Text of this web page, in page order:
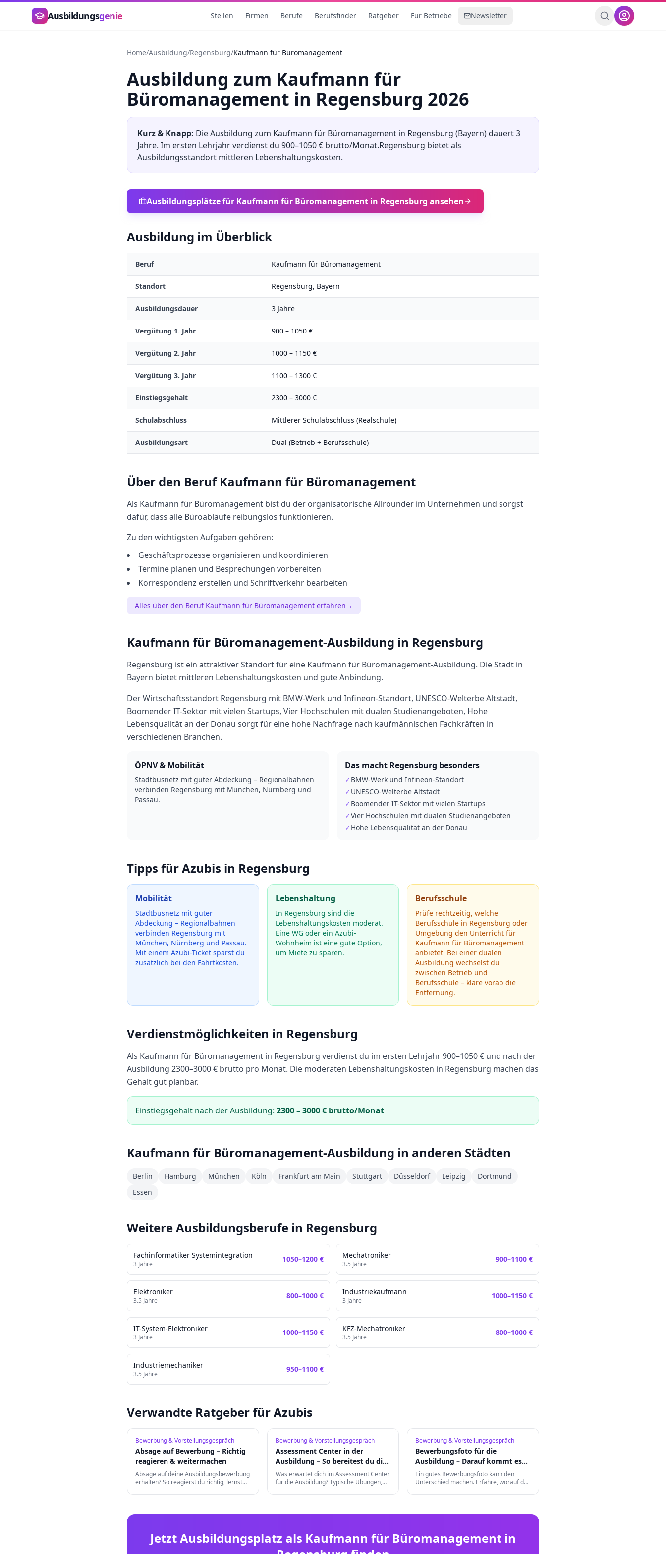
Zum Hauptinhalt springen
Ausbildungsgenie Stellen Firmen Berufe Berufsfinder Ratgeber Für Betriebe Newsletter
Home/Ausbildung/Regensburg/Kaufmann für Büromanagement
Ausbildung zum Kaufmann für
Büromanagement in Regensburg 2026
Kurz & Knapp: Die Ausbildung zum Kaufmann für Büromanagement in Regensburg (Bayern) dauert3
Jahre. Im ersten Lehrjahr verdienst du 900–1050€ brutto/Monat.Regensburg bietet als
Ausbildungsstandort mittleren Lebenshaltungskosten.
Ausbildungsplätze für Kaufmann für Büromanagement in Regensburg ansehen
Ausbildung im Überblick
Beruf Kaufmann für Büromanagement
Standort Regensburg, Bayern
Ausbildungsdauer 3 Jahre
Vergütung 1. Jahr 900 – 1050 €
Vergütung 2. Jahr 1000 – 1150 €
Vergütung 3. Jahr 1100 – 1300 €
Einstiegsgehalt 2300 – 3000 €
Schulabschluss Mittlerer Schulabschluss (Realschule)
Ausbildungsart Dual (Betrieb + Berufsschule)
Über den BerufKaufmann für Büromanagement
Als Kaufmann für Büromanagement bist du der organisatorische Allrounder im Unternehmen und sorgst
dafür, dass alle Büroabläufe reibungslos funktionieren.
Zu den wichtigsten Aufgaben gehören:
Geschäftsprozesse organisieren und koordinieren
Termine planen und Besprechungen vorbereiten
Korrespondenz erstellen und Schriftverkehr bearbeiten
Alles über den Beruf Kaufmann für Büromanagement erfahren→
Kaufmann für Büromanagement-Ausbildung in Regensburg
Regensburg ist ein attraktiver Standort für eine Kaufmann für Büromanagement-Ausbildung. Die Stadt in
Bayern bietet mittleren Lebenshaltungskosten und gute Anbindung.
Der Wirtschaftsstandort Regensburg mit BMW-Werk und Infineon-Standort, UNESCO-Welterbe Altstadt,
Boomender IT-Sektor mit vielen Startups, Vier Hochschulen mit dualen Studienangeboten, Hohe
Lebensqualität an der Donau sorgt für eine hohe Nachfrage nach kaufmännischen Fachkräften in
verschiedenen Branchen.
ÖPNV & Mobilität
Stadtbusnetz mit guter Abdeckung – Regionalbahnen
verbinden Regensburg mit München, Nürnberg und
Passau.
Das macht Regensburg besonders
✓ BMW-Werk und Infineon-Standort
✓ UNESCO-Welterbe Altstadt
✓ Boomender IT-Sektor mit vielen Startups
✓Vier Hochschulen mit dualen Studienangeboten
✓ Hohe Lebensqualität an der Donau
Tipps für Azubis in Regensburg
Mobilität
Stadtbusnetz mit guter
Abdeckung – Regionalbahnen
verbinden Regensburg mit
München, Nürnberg und Passau.
Mit einem Azubi-Ticket sparst du
zusätzlich bei den Fahrtkosten.
Lebenshaltung
In Regensburg sind die
Lebenshaltungskosten moderat.
Eine WG oder ein Azubi-
Wohnheim ist eine gute Option,
um Miete zu sparen.
Berufsschule
Prüfe rechtzeitig, welche
Berufsschule in Regensburg oder
Umgebung den Unterricht für
Kaufmann für Büromanagement
anbietet. Bei einer dualen
Ausbildung wechselst du
zwischen Betrieb und
Berufsschule – kläre vorab die
Entfernung.
Verdienstmöglichkeiten in Regensburg
Als Kaufmann für Büromanagement in Regensburg verdienst du im ersten Lehrjahr900–1050€ und nach der
Ausbildung 2300–3000€ brutto pro Monat. Die moderaten Lebenshaltungskosten in Regensburg machen das
Gehalt gut planbar.
Einstiegsgehalt nach der Ausbildung: 2300–3000€ brutto/Monat
Kaufmann für Büromanagement-Ausbildung in anderen Städten
Berlin Hamburg München Köln Frankfurt am Main Stuttgart Düsseldorf Leipzig
Dortmund
Essen
Weitere Ausbildungsberufe in Regensburg
Fachinformatiker Systemintegration
3 Jahre
1050–1200 € Mechatroniker
3.5 Jahre
900–1100 €
Elektroniker
3.5 Jahre
800–1000 € Industriekaufmann
3 Jahre
1000–1150 €
IT-System-Elektroniker
3 Jahre
1000–1150 € KFZ-Mechatroniker
3.5 Jahre
800–1000 €
Industriemechaniker
3.5 Jahre
950–1100 €
Verwandte Ratgeber für Azubis
Bewerbung & Vorstellungsgespräch
Absage auf Bewerbung – Richtig
reagieren & weitermachen
Absage auf deine Ausbildungsbewerbung
erhalten? So reagierst du richtig, lernst
Bewerbung & Vorstellungsgespräch
Assessment Center in der
Ausbildung – So bereitest du dich
vor
Was erwartet dich im Assessment Center
für die Ausbildung? Typische Übungen,
Bewerbung & Vorstellungsgespräch
Bewerbungsfoto für die
Ausbildung – Darauf kommt es
an
Ein gutes Bewerbungsfoto kann den
Unterschied machen. Erfahre, worauf du
Jetzt Ausbildungsplatz als Kaufmann für Büromanagement in